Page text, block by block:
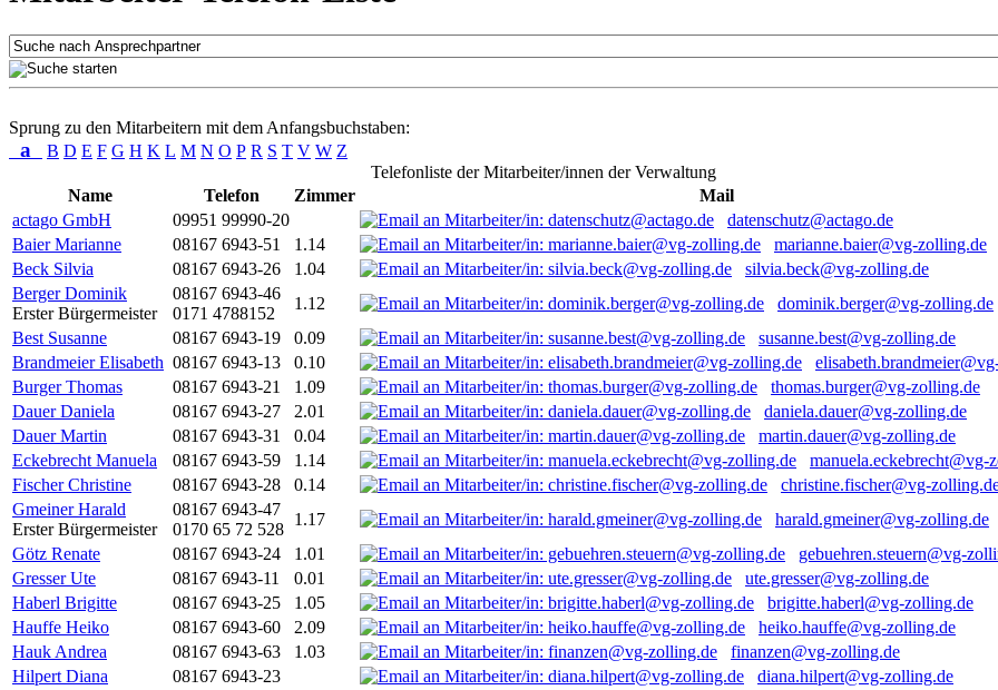
Sprung zu den Mitarbeitern mit dem Anfangsbuchstaben:
a B D E F G H K L M N O P R S T V W Z
Telefonliste der Mitarbeiter/innen der Verwaltung
Name
Telefon Zimmer
Mail
actago GmbH
09951 99990-20
datenschutz@actago.de
Baier Marianne
08167 6943-51 1.14
marianne.baier@vg-zolling.de
Beck Silvia
08167 6943-26 1.04
silvia.beck@vg-zolling.de
Berger Dominik
Erster Bürgermeister
08167 6943-46
0171 4788152
1.12
dominik.berger@vg-zolling.de
Best Susanne
08167 6943-19 0.09
susanne.best@vg-zolling.de
Brandmeier Elisabeth 08167 6943-13 0.10
Burger Thomas
08167 6943-21 1.09
thomas.burger@vg-zolling.de
Dauer Daniela
08167 6943-27 2.01
daniela.dauer@vg-zolling.de
Dauer Martin
08167 6943-31 0.04
martin.dauer@vg-zolling.de
Eckebrecht Manuela
08167 6943-59 1.14
manuela.eckebrecht@vg-
Fischer Christine
08167 6943-28 0.14
christine.fischer@vg-
Gmeiner Harald
Erster Bürgermeister
08167 6943-47
0170 65 72 528
1.17
harald.gmeiner@vg-zolling.de
Götz Renate
08167 6943-24 1.01
gebuehren.steuern@vg-
Gresser Ute
08167 6943-11 0.01
ute.gresser@vg-zolling.de
Haberl Brigitte
08167 6943-25 1.05
brigitte.haberl@vg-zolling.de
Hauffe Heiko
08167 6943-60 2.09
heiko.hauffe@vg-zolling.de
Hauk Andrea
08167 6943-63 1.03
finanzen@vg-zolling.de
Hilpert Diana
08167 6943-23
diana.hilpert@vg-zolling.de